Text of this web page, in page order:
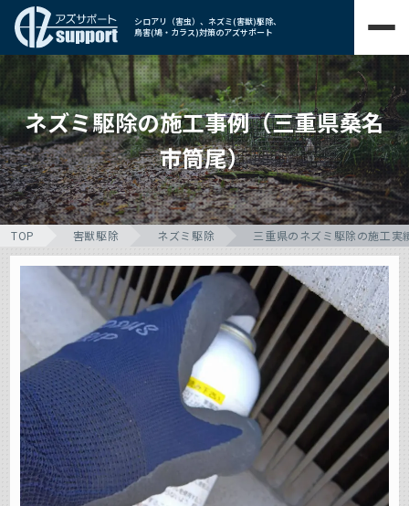
シロアリ（害虫）、ネズミ(害獣)駆除、
鳥害(鳩・カラス)対策のアズサポート
ネズミ駆除の施工事例（三重県桑名
市筒尾）
TOP 害獣駆除 ネズミ駆除 三重県のネズミ駆除の施工実